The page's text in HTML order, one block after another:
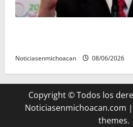
Noticiasenmichoacan 08/06/2026
Copyright © Todos los
Noticiasenmichoacan.com |
themes.